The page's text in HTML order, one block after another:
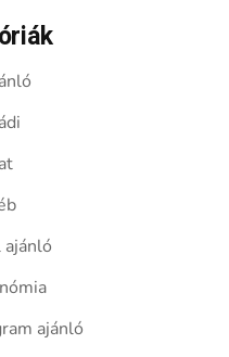
ajánló
ajánló